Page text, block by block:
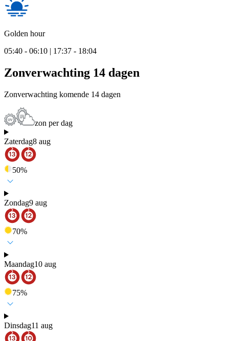
Golden hour
05:40 - 06:10 | 17:37 - 18:04
Zonverwachting 14 dagen
Zonverwachting komende 14 dagen
zon per dag
Zaterdag8 aug
50%
Zondag9 aug
70%
Maandag10 aug
75%
Dinsdag11 aug